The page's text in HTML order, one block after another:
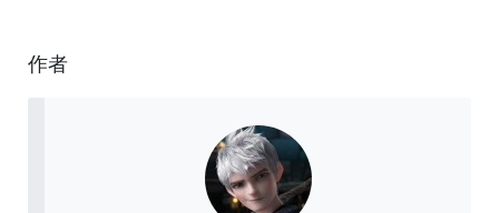
作者